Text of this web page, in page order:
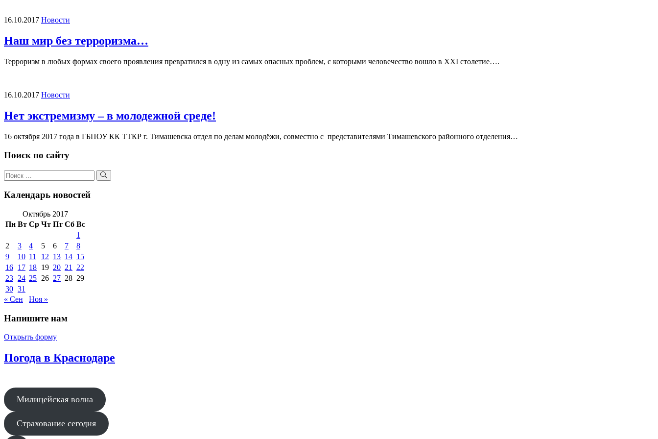
16.10.2017 Новости
Наш мир без терроризма…
Терроризм в любых формах своего проявления превратился в одну из самых опасных проблем, с которыми человечество вошло в XXI столетие….
16.10.2017 Новости
Нет экстремизму – в молодежной среде!
16 октября 2017 года в ГБПОУ КК ТТКР г. Тимашевска отдел по делам молодёжи, совместно с представителями Тимашевского районного отделения…
Поиск по сайту
Поиск
по:
Поиск
Календарь новостей
Октябрь 2017
Пн Вт Ср Чт Пт Сб Вс
1
2
3 4 5 6 7
8
9
10 11 12 13 14 15
16 17 18 19 20 21
22
23 24 25 26 27 28 29
30 31
« Сен
Ноя »
Напишите нам
Открыть форму
Погода в Краснодаре
Милицейская волна
Страхование сегодня